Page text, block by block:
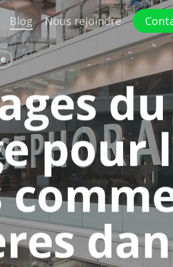
Blog Nous rejoindre
du
pour